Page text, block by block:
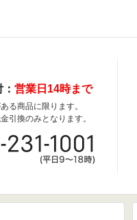
営業日14時まで
る商品に限ります。
引換のみとなります。